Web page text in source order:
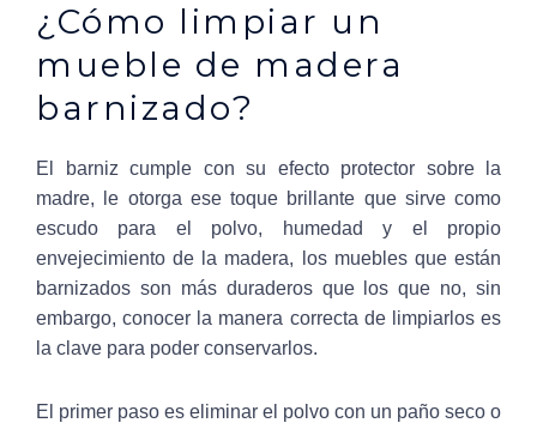
¿Cómo limpiar un
mueble de madera
barnizado?
El barniz cumple con su efecto protector sobre la
madre, le otorga ese toque brillante que sirve como
escudo para el polvo, humedad y el propio
envejecimiento de la madera, los muebles que están
barnizados son más duraderos que los que no, sin
embargo, conocer la manera correcta de limpiarlos es
la clave para poder conservarlos.
El primer paso es eliminar el polvo con un paño seco o